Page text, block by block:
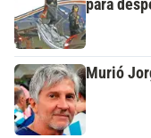
para
Murió